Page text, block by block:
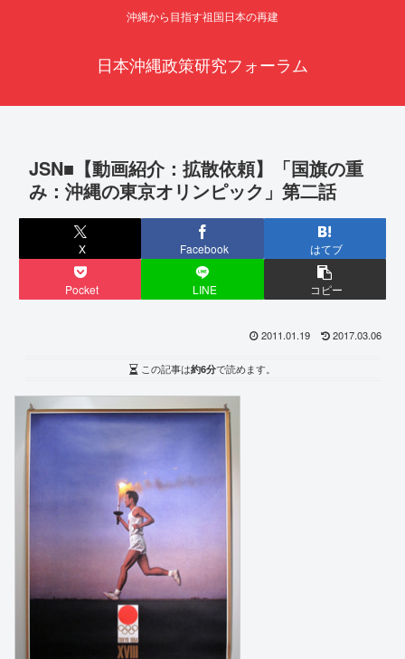
沖縄から目指す祖国日本の再建
日本沖縄政策研究フォーラム
JSN■【動画紹介：拡散依頼】「国旗の重
み：沖縄の東京オリンピック」第二話
X Facebook はてブ
Pocket LINE コピー
2011.01.19 2017.03.06
この記事は約6分で読めます。